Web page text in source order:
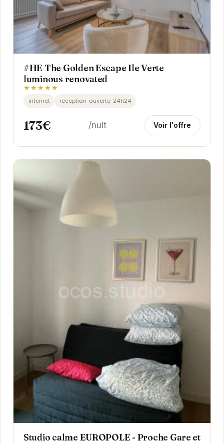
#HE The Golden Escape Ile Verte
luminous renovated
★★★★★
internet reception-ouverte-24h24
173€ /nuit Voir l'offre
Studio calme EUROPOLE - Proche Gare et